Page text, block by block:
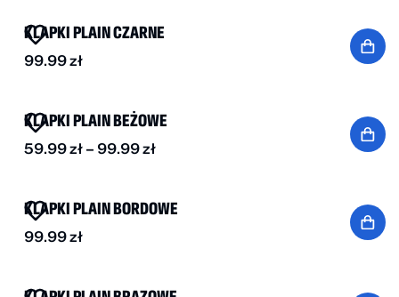
KLAPKI PLAIN CZARNE
99.99zł
KLAPKI PLAIN BEŻOWE
59.99zł – 99.99zł
KLAPKI PLAIN BORDOWE
99.99zł